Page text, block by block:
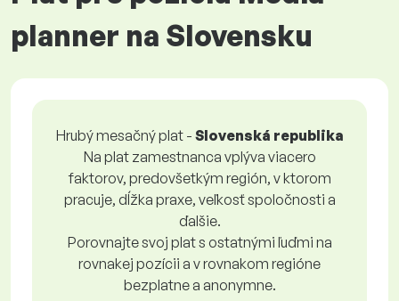
planner na Slovensku
Hrubý mesačný plat - Slovenská republika
Na plat zamestnanca vplýva viacero
faktorov, predovšetkým región, v ktorom
pracuje, dĺžka praxe, veľkosť spoločnosti a
ďalšie.
Porovnajte svoj plat s ostatnými ľuďmi na
rovnakej pozícii a v rovnakom regióne
bezplatne a anonymne.